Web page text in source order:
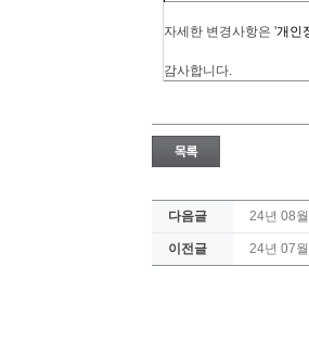
자세한 변경사항은 '개인
감사합니다.
다음글 24년 08
이전글 24년 07